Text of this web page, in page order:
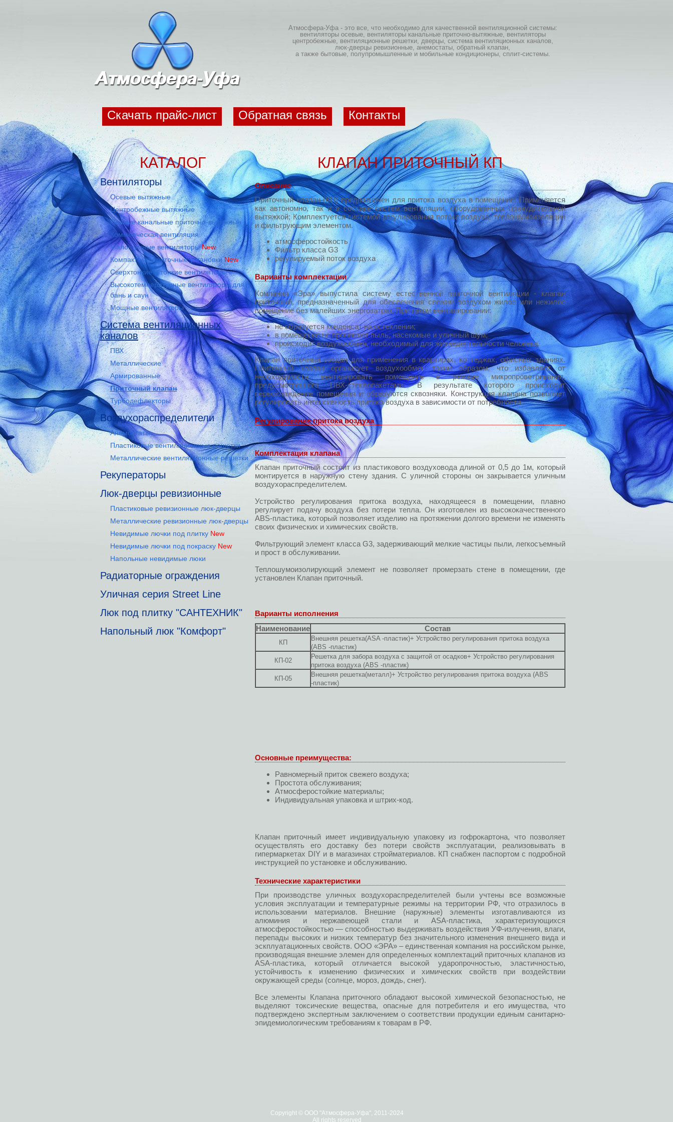
Атмосфера-Уфа - это все, что необходимо для качественной вентиляционной системы:
вентиляторы осевые, вентиляторы канальные приточно-вытяжные, вентиляторы
центробежные, вентиляционные решетки, дверцы, система вентиляционных каналов,
люк-дверцы ревизионные, анемостаты, обратный клапан,
а также бытовые, полупромышленные и мобильные кондиционеры, сплит-системы.
Скачать прайс-лист Обратная связь Контакты
КАТАЛОГ
Вентиляторы
Осевые вытяжные
Центробежные вытяжные
Осевые канальные приточно-вытяжные
Коммерческая вентиляция
Малошумные вентиляторыNew
Компактные приточные установкиNew
Сверхтонкие и тонкие вентиляторы
Высокотемпературные вентиляторы для
бань и саун
Мощные вентиляторы
Система вентиляционных
каналов
ПВХ
Металлические
Армированные
Приточный клапан
Турбодефлекторы
Воздухораспределители
Анемостаты
Пластиковые вентиляционные решетки
Металлические вентиляционные решетки
Рекуператоры
Люк-дверцы ревизионные
Пластиковые ревизионные люк-дверцы
Металлические ревизионные люк-дверцы
Невидимые лючки под плитку New
Невидимые лючки под покраску New
Напольные невидимые люки
Радиаторные ограждения
Уличная серия Street Line
Люк под плитку "САНТЕХНИК"
Напольный люк "Комфорт"
КЛАПАН ПРИТОЧНЫЙ КП
Описание
Приточный клапан (КП) предназначен для притока воздуха в помещение; Применяется
как автономно, так и в составе систем вентиляции, оборудованных принудительной
вытяжкой; Комплектуется системой регулирования потока воздуха, теплошумоизоляции
и фильтрующим элементом.
атмосферостойкость
Фильтр класса G3
регулируемый поток воздуха
Варианты комплектации
Компания «Эра» выпустила систему естественной приточной вентиляции - клапан
приточный, предназначенный для обеспечения свежим воздухом жилое или нежилое
помещение без малейших энергозатрат. При таком вентилировании:
не образуется конденсат на остеклении;
в помещение не проникают пыль, насекомые и уличный шум;
происходит воздухообмен, необходимый для жизнедеятельности человека.
Клапан приточный создан для применения в квартирах, коттеджах, офисных зданиях.
Приточный клапан организует воздухообмен таким образом, что избавляет от
необходимости вентилировать помещение в режиме микропроветривания,
предусмотренного ПВХ-стеклопакетами. В результате которого происходит
переохлаждение помещения и образуются сквозняки. Конструкция клапана позволяет
регулировать интенсивность притока воздуха в зависимости от потребности.
Регулирование притока воздуха
Комплектация клапана
Клапан приточный состоит из пластикового воздуховода длиной от 0,5 до 1м, который
монтируется в наружную стену здания. С уличной стороны он закрывается уличным
воздухораспределителем.
Устройство регулирования притока воздуха, находящееся в помещении, плавно
регулирует подачу воздуха без потери тепла. Он изготовлен из высококачественного
ABS-пластика, который позволяет изделию на протяжении долгого времени не изменять
своих физических и химических свойств.
Фильтрующий элемент класса G3, задерживающий мелкие частицы пыли, легкосъемный
и прост в обслуживании.
Теплошумоизолирующий элемент не позволяет промерзать стене в помещении, где
установлен Клапан приточный.
Варианты исполнения
Наименование
Состав
КП
Внешняя решетка(ASA -пластик)+ Устройство регулирования притока воздуха
(ABS -пластик)
КП-02
Решетка для забора воздуха с защитой от осадков+ Устройство регулирования
притока воздуха (ABS -пластик)
КП-05
Внешняя решетка(металл)+ Устройство регулирования притока воздуха (ABS
-пластик)
Основные преимущества:
Равномерный приток свежего воздуха;
Простота обслуживания;
Атмосферостойкие материалы;
Индивидуальная упаковка и штрих-код.
Клапан приточный имеет индивидуальную упаковку из гофрокартона, что позволяет
осуществлять его доставку без потери свойств эксплуатации, реализовывать в
гипермаркетах DIY и в магазинах стройматериалов. КП снабжен паспортом с подробной
инструкцией по установке и обслуживанию.
Технические характеристики
При производстве уличных воздухораспределителей были учтены все возможные
условия эксплуатации и температурные режимы на территории РФ, что отразилось в
использовании материалов. Внешние (наружные) элементы изготавливаются из
алюминия и нержавеющей стали и ASA-пластика, характеризующихся
атмосферостойкостью — способностью выдерживать воздействия УФ-излучения, влаги,
перепады высоких и низких температур без значительного изменения внешнего вида и
эскплуатационных свойств. ООО «ЭРА» – единственная компания на российском рынке,
производящая внешние элемен для определенных комплектаций приточных клапанов из
ASA-пластика, который отличается высокой ударопрочностью, эластичностью,
устойчивость к изменению физических и химических свойств при воздействии
окружающей среды (солнце, мороз, дождь, снег).
Все элементы Клапана приточного обладают высокой химической безопасностью, не
выделяют токсические вещества, опасные для потребителя и его имущества, что
подтверждено экспертным заключением о соответствии продукции единым санитарно-
эпидемиологическим требованиям к товарам в РФ.
Copyright © ООО "Атмосфера-Уфа", 2011-2024
All rights reserved